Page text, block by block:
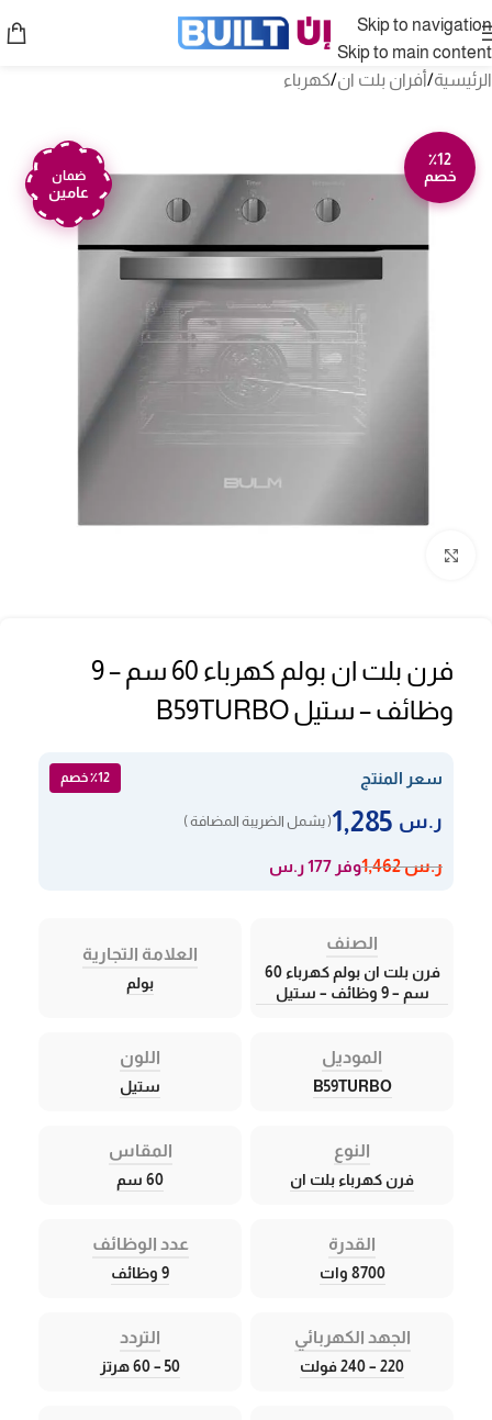
Skip to navigation
Skip to main content
الرئيسية/أفران بلت ان/كهرباء
٪12
خصم
ضمان
عامين
فرن بلت ان بولم كهرباء 60 سم – 9
وظائف – ستيل B59TURBO
سعر المنتج ٪12 خصم
ر.س ( يشمل الضريبة المضافة )
ر.س1,462 وفر 177 ر.س
الصنف
فرن بلت ان بولم كهرباء 60
سم – 9 وظائف – ستيل
العلامة التجارية
بولم
الموديل
B59TURBO
اللون
ستيل
النوع
فرن كهرباء بلت ان
المقاس
60 سم
القدرة
8700 وات
عدد الوظائف
9 وظائف
الجهد الكهربائي
220 – 240 فولت
التردد
50 – 60 هرتز